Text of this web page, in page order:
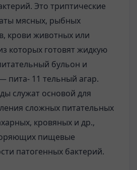
Это триптические
мясных, рыбных
крови животных или
которых готовят жидкую
бульон и
пита- 11 тельный агар.
служат основой для
сложных питательных
кровяных и др.,
пищевые
патогенных бактерий.